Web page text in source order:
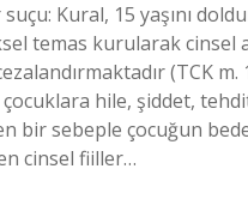
Kural, 15 yaşını
temas kurularak cinsel
(TCK m.
çocuklara hile, şiddet,
bir sebeple çocuğun
cinsel fiiller…